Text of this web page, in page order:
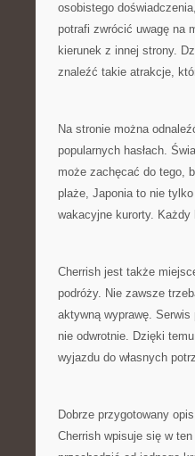
osobistego
potrafi zwrócić uwagę na
kierunek z innej strony.
znaleźć takie atrakcje,
Na stronie można
popularnych hasłach.
może zachęcać do tego,
plaże, Japonia to nie
wakacyjne kurorty.
Cherrish jest także
podróży. Nie zawsze
aktywną wyprawę. Serwis
nie odwrotnie. Dzięki
wyjazdu do własnych
Dobrze przygotowany
Cherrish wpisuje się w